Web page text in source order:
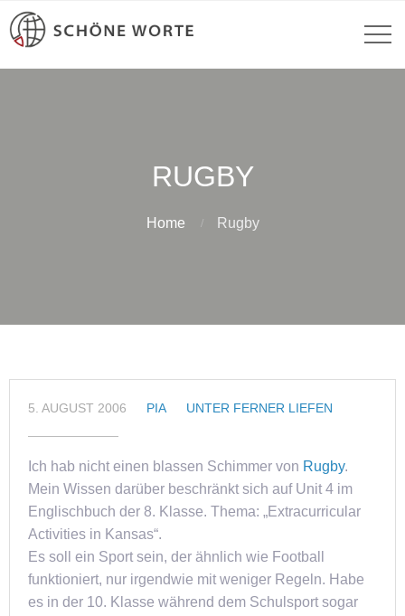
RUGBY
Home Rugby
5. AUGUST 2006 PIA UNTER FERNER LIEFEN
Ich hab nicht einen blassen Schimmer von Rugby.
Mein Wissen darüber beschränkt sich auf Unit 4 im
Englischbuch der 8. Klasse. Thema: „Extracurricular
Activities in Kansas“.
Es soll ein Sport sein, der ähnlich wie Football
funktioniert, nur irgendwie mit weniger Regeln. Habe
es in der 10. Klasse während dem Schulsport sogar